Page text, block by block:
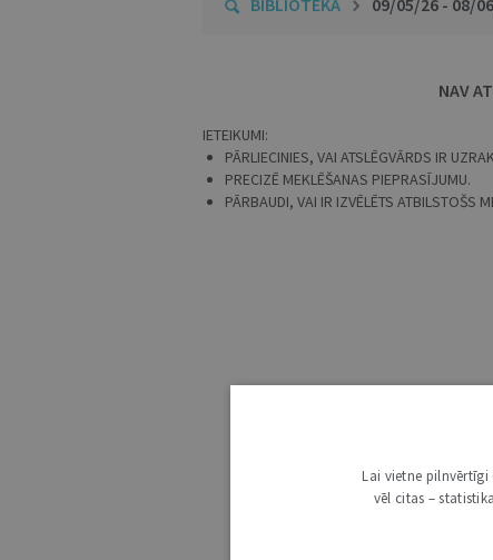
BIBLIOTĒKA 09/05/26 - 08/
NAV
IETEIKUMI:
PĀRLIECINIES, VAI ATSLĒGVĀRDS IR
PRECIZĒ MEKLĒŠANAS PIEPRASĪJUMU.
PĀRBAUDI, VAI IR IZVĒLĒTS ATBILSTOŠS
Lai vietne
vēl citas –